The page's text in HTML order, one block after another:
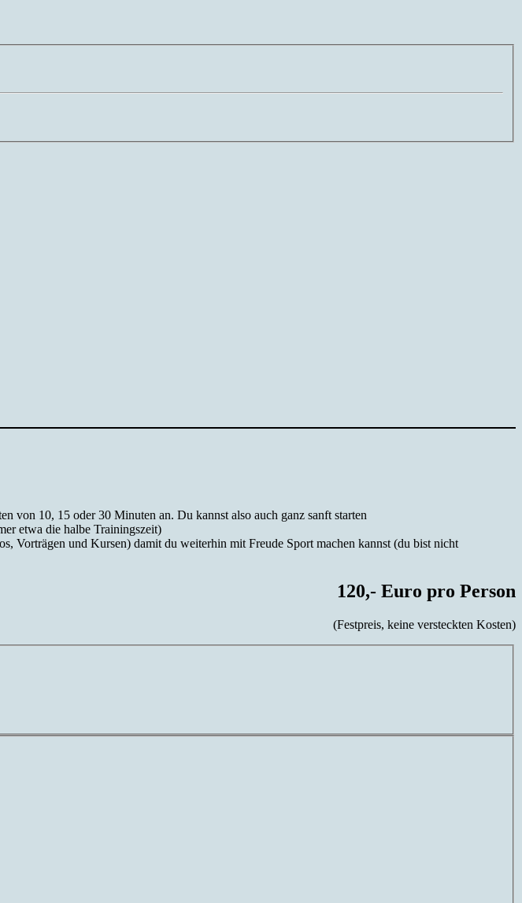
von 10, 15 oder 30 Minuten an. Du kannst also auch ganz sanft starten
etwa die halbe Trainingszeit)
Vorträgen und Kursen) damit du weiterhin mit Freude Sport machen kannst (du bist nicht
120,- Euro pro Person
(Festpreis, keine versteckten Kosten)